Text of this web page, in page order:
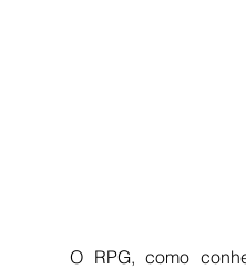
	O RPG, como conhecido hoje,